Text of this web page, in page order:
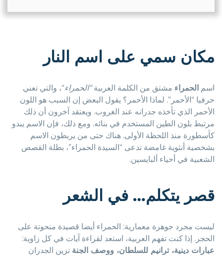
مكان سمي على اسم النار
اسم الحمراءمشتق من الكلمة العربية“الحمراء“، والتي تعني
حرفيا “الأحمر”. لماذا الأحمر؟ يقول البعض إن السبب هو اللون
الأحمر الذي تأخذه جدرانه عند الغروب. ويعتقد آخرون أن ذلك
مرتبط بلون الطين المستخدم في بنائه. ومع ذلك، فإن الاسم يبدو
كأسطورة منذ اللحظة الأولى. هناك حتى من يربطون الاسم
بشخصية أنثوية غامضة تدعى “السيدة الحمراء”، بطلة القصص
الشعبية في أحياء ألبايسين.
قصر يتكلم… في الشعر
ليست مجرد جوهرة معمارية: الحمراء أيضا قصيدة منحوتة على
الحجر. إذا كنت تفهم العربية، استعد لقراءة آيات في كل زاوية:
عبارات دينية، ترانيم للسلطان، ووصف الجنةتزين الجدران